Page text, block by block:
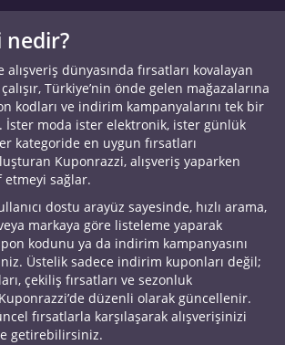
nedir?
dünyasında fırsatları kovalayan
Türkiye’nin önde gelen mağazalarına
kodları ve indirim kampanyalarını tek bir
İster moda ister elektronik, ister günlük
kategoride en uygun fırsatları
Kuponrazzi, alışveriş yaparken
sağlar.
dostu arayüz sayesinde, hızlı arama,
markaya göre listeleme yaparak
kodunu ya da indirim kampanyasını
Üstelik sadece indirim kuponları değil;
çekiliş fırsatları ve sezonluk
düzenli olarak güncellenir.
fırsatlarla karşılaşarak alışverişinizi
getirebilirsiniz.